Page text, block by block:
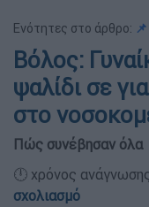
Ενότητες στο άρθρο:
Βόλος:
ψαλίδι σε
στο
Πώς συνέβησαν όλα
🕛 χρόνος
σχολιασμό